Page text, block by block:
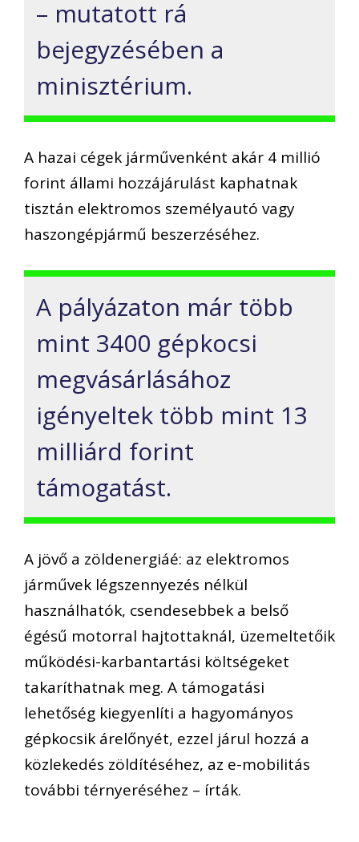
– mutatott rá
bejegyzésében a
minisztérium.
A hazai cégek járművenként akár 4 millió
forint állami hozzájárulást kaphatnak
tisztán elektromos személyautó vagy
haszongépjármű beszerzéséhez.
A pályázaton már több
mint 3400 gépkocsi
megvásárlásához
igényeltek több mint 13
milliárd forint
támogatást.
A jövő a zöldenergiáé: az elektromos
járművek légszennyezés nélkül
használhatók, csendesebbek a belső
égésű motorral hajtottaknál, üzemeltetőik
működési-karbantartási költségeket
takaríthatnak meg. A támogatási
lehetőség kiegyenlíti a hagyományos
gépkocsik árelőnyét, ezzel járul hozzá a
közlekedés zöldítéséhez, az e-mobilitás
további térnyeréséhez – írták.